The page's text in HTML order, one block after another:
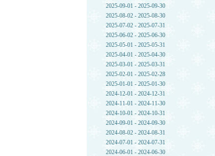
2025-09-01 - 2025-09-30
2025-08-02 - 2025-08-30
2025-07-02 - 2025-07-31
2025-06-02 - 2025-06-30
2025-05-01 - 2025-05-31
2025-04-01 - 2025-04-30
2025-03-01 - 2025-03-31
2025-02-01 - 2025-02-28
2025-01-01 - 2025-01-30
2024-12-01 - 2024-12-31
2024-11-01 - 2024-11-30
2024-10-01 - 2024-10-31
2024-09-01 - 2024-09-30
2024-08-02 - 2024-08-31
2024-07-01 - 2024-07-31
2024-06-01 - 2024-06-30